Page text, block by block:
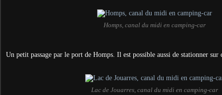
Homps, canal du midi en camping-car
Un petit passage par le port de Homps. Il est possible aussi de stationner sur
Lac de Jouarres, canal du midi en camping-car